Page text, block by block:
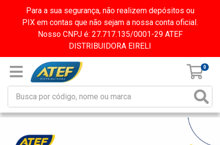
Para a sua segurança, não realizem depósitos ou
PIX em contas que não sejam a nossa conta oficial.
Nosso CNPJ é: 27.717.135/0001-29 ATEF
DISTRIBUIDORA EIRELI
0